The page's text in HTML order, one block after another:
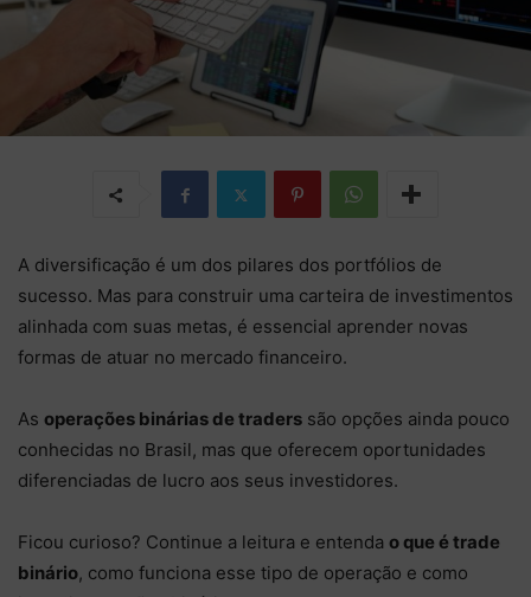
A diversificação é um dos pilares dos portfólios de
sucesso. Mas para construir uma carteira de investimentos
alinhada com suas metas, é essencial aprender novas
formas de atuar no mercado financeiro.
As operações binárias de traders são opções ainda pouco
conhecidas no Brasil, mas que oferecem oportunidades
diferenciadas de lucro aos seus investidores.
Ficou curioso? Continue a leitura e entenda o que é trade
binário, como funciona esse tipo de operação e como